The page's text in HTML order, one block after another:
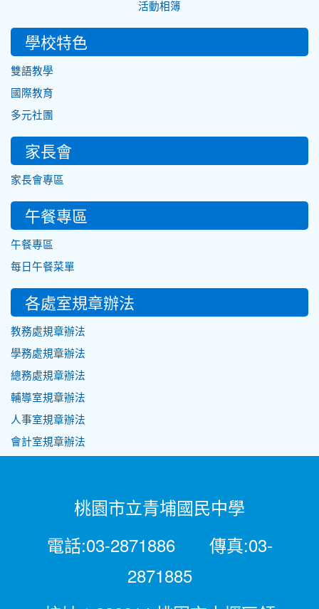
活動相簿
學校特色
雙語教學
國際教育
多元社團
家長會
家長會專區
午餐專區
午餐專區
每日午餐菜單
各處室規章辦法
教務處規章辦法
學務處規章辦法
總務處規章辦法
輔導室規章辦法
人事室規章辦法
會計室規章辦法
桃園市立青埔國民中學
電話:03-2871886 傳真:03-
2871885